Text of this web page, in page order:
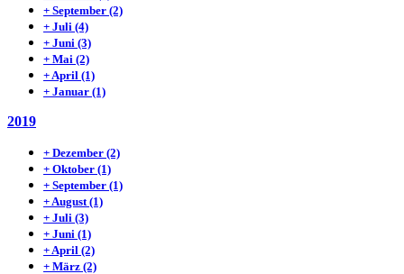
+ September (2)
+ Juli (4)
+ Juni (3)
+ Mai (2)
+ April (1)
+ Januar (1)
2019
+ Dezember (2)
+ Oktober (1)
+ September (1)
+ August (1)
+ Juli (3)
+ Juni (1)
+ April (2)
+ März (2)